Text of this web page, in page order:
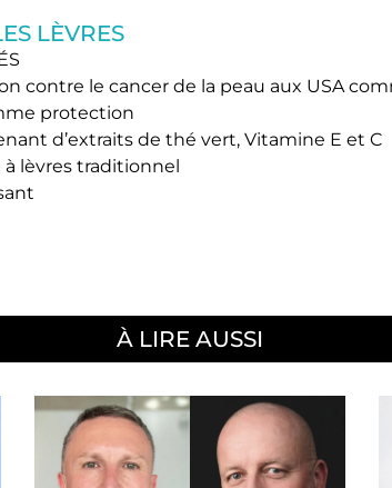
LÈVRES
contre le cancer de la peau aux USA
protection
d’extraits de thé vert, Vitamine E et C
lèvres traditionnel
À LIRE AUSSI